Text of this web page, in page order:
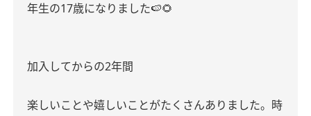
年生の17歳になりました🍉🌻
加入してからの2年間
楽しいことや嬉しいことがたくさんありました。時